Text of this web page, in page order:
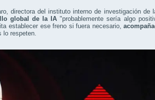
directora del instituto interno de investigación de
global de la IA "probablemente sería algo
establecer ese freno si fuera necesario,
lo respeten.